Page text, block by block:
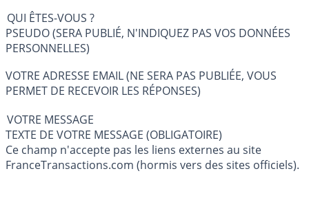
QUI ÊTES-VOUS ?
PSEUDO (SERA PUBLIÉ, N'INDIQUEZ PAS VOS DONNÉES
PERSONNELLES)
VOTRE ADRESSE EMAIL (NE SERA PAS PUBLIÉE, VOUS
PERMET DE RECEVOIR LES RÉPONSES)
VOTRE MESSAGE
TEXTE DE VOTRE MESSAGE (OBLIGATOIRE)
Ce champ n'accepte pas les liens externes au site
FranceTransactions.com (hormis vers des sites officiels).